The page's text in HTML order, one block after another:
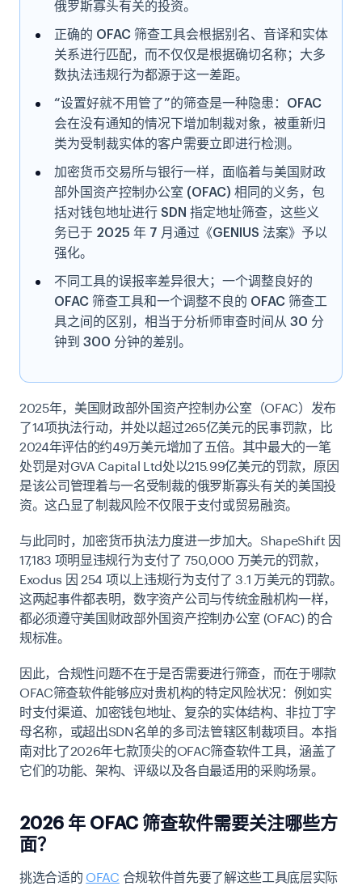
俄罗斯寡头有关的投资。
正确的 OFAC 筛查工具会根据别名、音译和实体
关系进行匹配，而不仅仅是根据确切名称；大多
数执法违规行为都源于这一差距。
“设置好就不用管了”的筛查是一种隐患：OFAC
会在没有通知的情况下增加制裁对象，被重新归
类为受制裁实体的客户需要立即进行检测。
加密货币交易所与银行一样，面临着与美国财政
部外国资产控制办公室 (OFAC) 相同的义务，包
括对钱包地址进行 SDN 指定地址筛查，这些义
务已于 2025 年 7 月通过《GENIUS 法案》予以
强化。
不同工具的误报率差异很大；一个调整良好的
OFAC 筛查工具和一个调整不良的 OFAC 筛查工
具之间的区别，相当于分析师审查时间从 30 分
钟到 300 分钟的差别。
2025年，美国财政部外国资产控制办公室（OFAC）发布
了14项执法行动，并处以超过265亿美元的民事罚款，比
2024年评估的约49万美元增加了五倍。其中最大的一笔
处罚是对GVA Capital Ltd处以215.99亿美元的罚款，原因
是该公司管理着与一名受制裁的俄罗斯寡头有关的美国投
资。这凸显了制裁风险不仅限于支付或贸易融资。
与此同时，加密货币执法力度进一步加大。ShapeShift 因
17,183 项明显违规行为支付了 750,000 万美元的罚款，
Exodus 因 254 项以上违规行为支付了 3.1 万美元的罚款。
这两起事件都表明，数字资产公司与传统金融机构一样，
都必须遵守美国财政部外国资产控制办公室 (OFAC) 的合
规标准。
因此，合规性问题不在于是否需要进行筛查，而在于哪款
OFAC筛查软件能够应对贵机构的特定风险状况：例如实
时支付渠道、加密钱包地址、复杂的实体结构、非拉丁字
母名称，或超出SDN名单的多司法管辖区制裁项目。本指
南对比了2026年七款顶尖的OFAC筛查软件工具，涵盖了
它们的功能、架构、评级以及各自最适用的采购场景。
2026 年 OFAC 筛查软件需要关注哪些方
面？
挑选合适的 OFAC 合规软件首先要了解这些工具底层实际